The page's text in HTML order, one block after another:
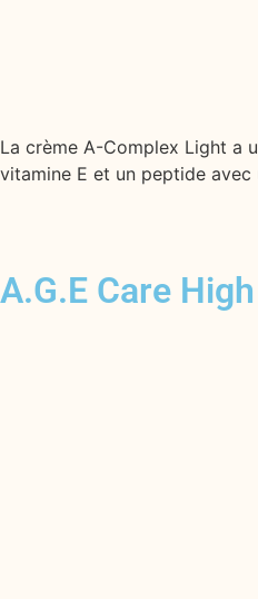
La crème A-Complex Light a
vitamine E et un peptide
A.G.E Care